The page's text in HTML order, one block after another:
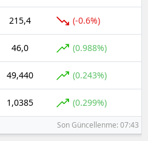
215,4 (-0.6%)
46,0 (0.988%)
49,440 (0.243%)
1,0385 (0.299%)
Son Güncellenme: 07:43